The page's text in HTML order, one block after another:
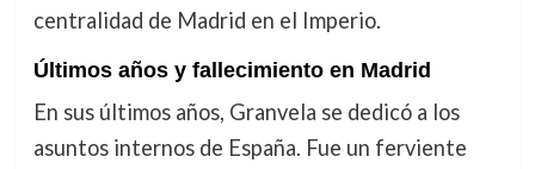
centralidad de Madrid en el Imperio.
Últimos años y fallecimiento en Madrid
En sus últimos años, Granvela se dedicó a los
asuntos internos de España. Fue un ferviente